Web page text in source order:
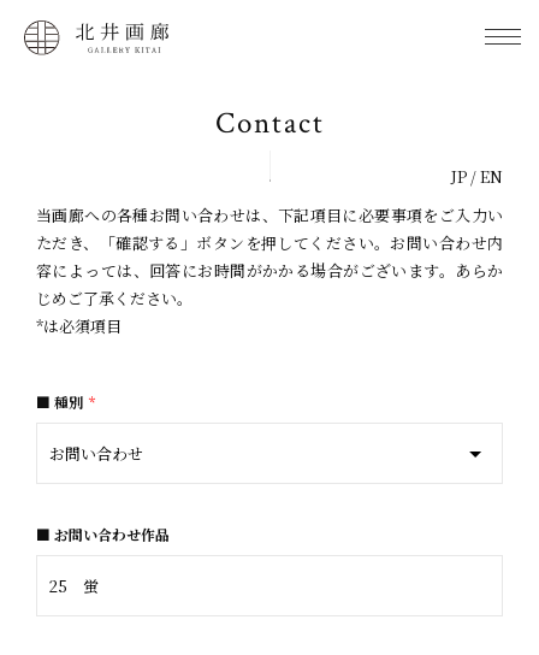
Contact
JP /EN
当画廊への各種お問い合わせは、下記項目に必要事項をご入力い
ただき、「確認する」ボタンを押してください。お問い合わせ内
容によっては、回答にお時間がかかる場合がございます。あらか
じめご了承ください。
*は必須項目
種別 *
お問い合わせ作品